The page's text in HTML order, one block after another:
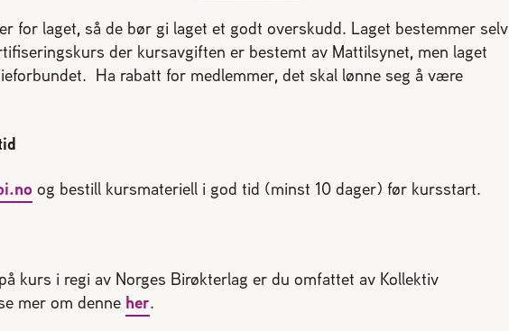
for laget, så de bør gi laget et godt overskudd. Laget bestemmer selv
der kursavgiften er bestemt av Mattilsynet, men laget
Ha rabatt for medlemmer, det skal lønne seg å være
og bestill kursmateriell i god tid (minst 10 dager) før kursstart.
kurs i regi av Norges Birøkterlag er du omfattet av Kollektiv
mer om denne her.